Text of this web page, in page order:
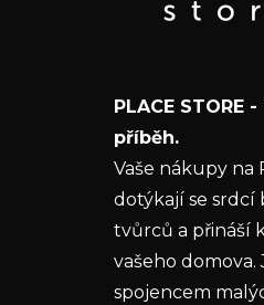
informace o
Vložením e-
ochrany
PŘIHLÁSIT SE
PLACE
příběh.
Vaše nákupy na
dotýkají se srdcí
tvůrců a přináší
vašeho domova.
spojencem